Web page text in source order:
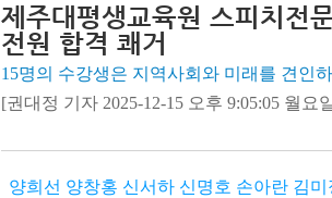
제주대평생교육원 스피치전
전원 합격 쾌거
15명의 수강생은 지역사회와 미래를 견인
[권대정 기자 2025-12-15 오후 9:05:05 월요
양희선 양창홍 신서하 신명호 손아란 김